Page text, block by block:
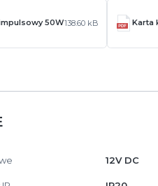
50W138.60 kB Karta
12V DC